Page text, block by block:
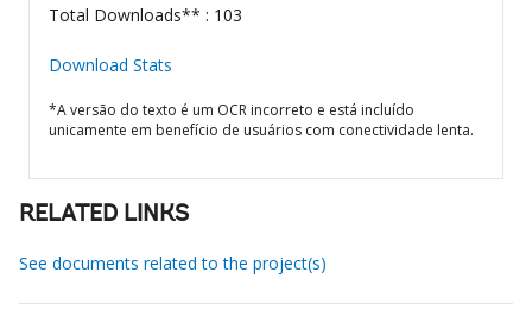
Total Downloads** : 103
Download Stats
*A versão do texto é um OCR incorreto e está incluído
unicamente em benefício de usuários com conectividade lenta.
RELATED LINKS
See documents related to the project(s)